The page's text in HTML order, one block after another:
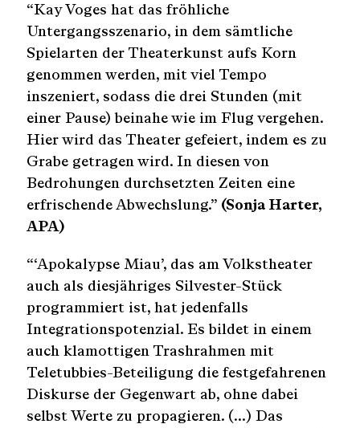
“Kay Voges hat das fröhliche
Untergangsszenario, in dem sämtliche
Spielarten der Theaterkunst aufs Korn
genommen werden, mit viel Tempo
inszeniert, sodass die drei Stunden (mit
einer Pause) beinahe wie im Flug vergehen.
Hier wird das Theater gefeiert, indem es zu
Grabe getragen wird. In diesen von
Bedrohungen durchsetzten Zeiten eine
erfrischende Abwechslung.” (Sonja Harter,
APA)
“‘Apokalypse Miau’, das am Volkstheater
auch als diesjähriges Silvester-Stück
programmiert ist, hat jedenfalls
Integrationspotenzial. Es bildet in einem
auch klamottigen Trashrahmen mit
Teletubbies-Beteiligung die festgefahrenen
Diskurse der Gegenwart ab, ohne dabei
selbst Werte zu propagieren. (…) Das